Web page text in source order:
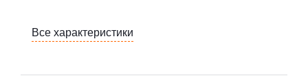
Все характеристики